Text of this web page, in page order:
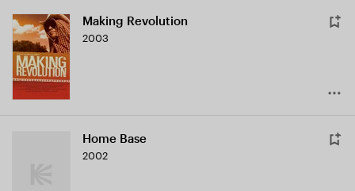
Making Revolution
2003
Home Base
2002